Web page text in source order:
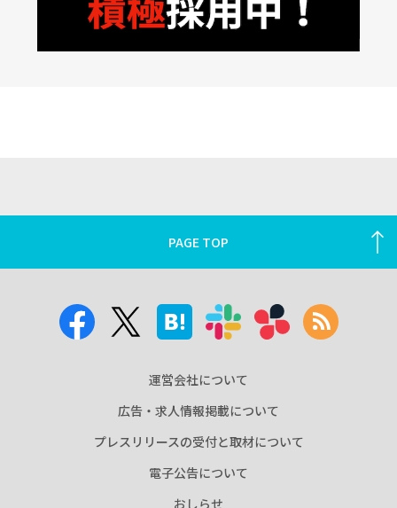
PAGE TOP
運営会社について
広告・求人情報掲載について
プレスリリースの受付と取材について
電子公告について
おしらせ